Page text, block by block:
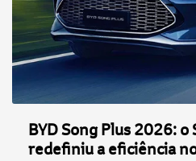
BYD Song Plus 2026:
redefiniu a eficiência